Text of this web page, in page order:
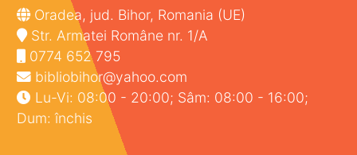
Oradea, jud. Bihor, Romania (UE)
Str. Armatei Române nr. 1/A
0774 652 795
bibliobihor@yahoo.com
Lu-Vi: 08:00 - 20:00; Sâm: 08:00 - 16:00;
Dum: închis